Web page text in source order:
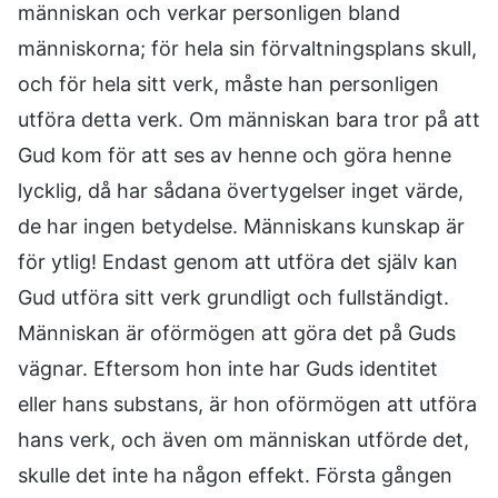
människan och verkar personligen bland
människorna; för hela sin förvaltningsplans skull,
och för hela sitt verk, måste han personligen
utföra detta verk. Om människan bara tror på att
Gud kom för att ses av henne och göra henne
lycklig, då har sådana övertygelser inget värde,
de har ingen betydelse. Människans kunskap är
för ytlig! Endast genom att utföra det själv kan
Gud utföra sitt verk grundligt och fullständigt.
Människan är oförmögen att göra det på Guds
vägnar. Eftersom hon inte har Guds identitet
eller hans substans, är hon oförmögen att utföra
hans verk, och även om människan utförde det,
skulle det inte ha någon effekt. Första gången